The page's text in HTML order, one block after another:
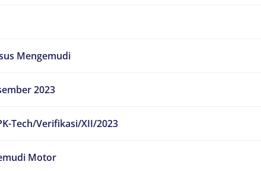
Mengemudi
2023
Tech/Verifikasi/XII/2023
Motor